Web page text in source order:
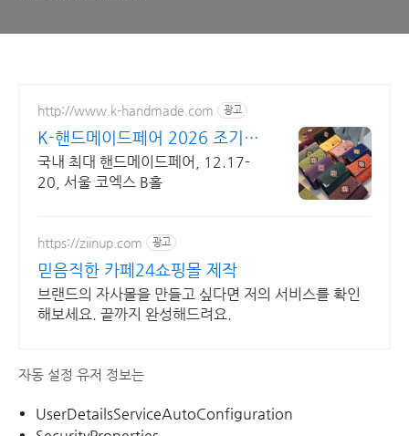
http://www.k-handmade.com 광고
K-핸드메이드페어 2026 조기
신청 기간 참가비 할인
국내 최대 핸드메이드페어, 12.17-
20, 서울 코엑스 B홀
https://ziinup.com 광고
믿음직한 카페24쇼핑몰 제작
브랜드의 자사몰을 만들고 싶다면 저의 서비스를 확인
해보세요. 끝까지 완성해드려요.
자동 설정 유저 정보는
UserDetailsServiceAutoConfiguration